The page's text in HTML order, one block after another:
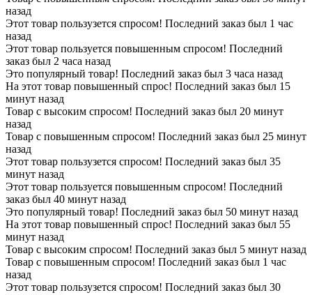
назад
Этот товар пользузется спросом! Последний заказ был 1 час
назад
Этот товар пользуется повышенным спросом! Последний
заказ был 2 часа назад
Это популярный товар! Последний заказ был 3 часа назад
На этот товар повышенный спрос! Последний заказ был 15
минут назад
Товар с высоким спросом! Последний заказ был 20 минут
назад
Товар с повышенным спросом! Последний заказ был 25 минут
назад
Этот товар пользузется спросом! Последний заказ был 35
минут назад
Этот товар пользуется повышенным спросом! Последний
заказ был 40 минут назад
Это популярный товар! Последний заказ был 50 минут назад
На этот товар повышенный спрос! Последний заказ был 55
минут назад
Товар с высоким спросом! Последний заказ был 5 минут назад
Товар с повышенным спросом! Последний заказ был 1 час
назад
Этот товар пользузется спросом! Последний заказ был 30